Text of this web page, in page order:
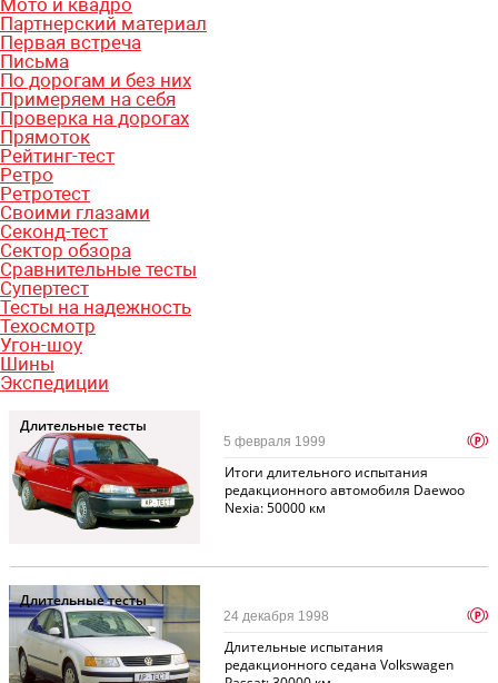
Партнерский материал
Первая встреча
Письма
По дорогам и без них
Примеряем на себя
Проверка на дорогах
Прямоток
Рейтинг-тест
Ретро
Ретротест
Своими глазами
Секонд-тест
Сектор обзора
Сравнительные тесты
Супертест
Тесты на надежность
Техосмотр
Угон-шоу
Шины
Экспедиции
Длительные тесты
Итоги длительного испытания
редакционного автомобиля Daewoo
Nexia: 50000 км
5 февраля 1999 p
Длительные тесты
Длительные испытания
редакционного седана Volkswagen
24 декабря 1998 p